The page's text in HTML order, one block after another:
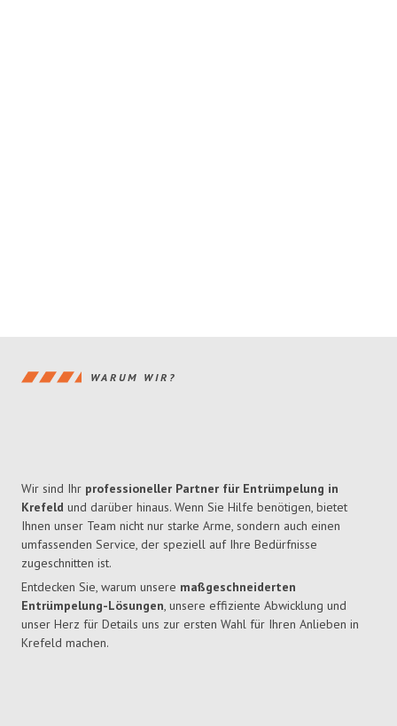
WARUM WIR?
Wir sind Ihr professioneller Partner für Entrümpelung in
Krefeld und darüber hinaus. Wenn Sie Hilfe benötigen, bietet
Ihnen unser Team nicht nur starke Arme, sondern auch einen
umfassenden Service, der speziell auf Ihre Bedürfnisse
zugeschnitten ist.
Entdecken Sie, warum unsere maßgeschneiderten
Entrümpelung-Lösungen, unsere effiziente Abwicklung und
unser Herz für Details uns zur ersten Wahl für Ihren Anlieben in
Krefeld machen.